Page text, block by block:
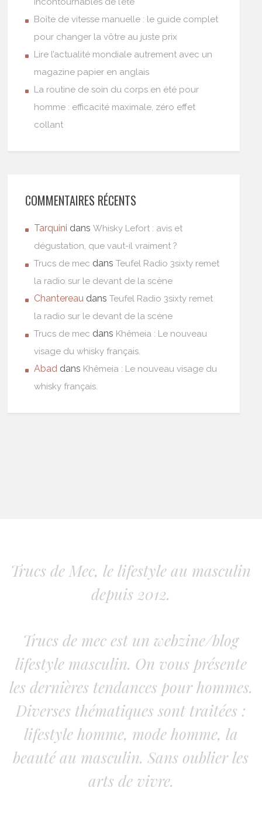
Boîte de vitesse manuelle : le guide complet
pour changer la vôtre au juste prix
Lire l’actualité mondiale autrement avec un
magazine papier en anglais
La routine de soin du corps en été pour
homme : efficacité maximale, zéro effet
collant
COMMENTAIRES RÉCENTS
Tarquini dansWhisky Lefort : avis et
dégustation, que vaut-il vraiment ?
Trucs de mec dansTeufel Radio 3sixty remet
la radio sur le devant de la scène
Chantereau dansTeufel Radio 3sixty remet
la radio sur le devant de la scène
Trucs de mec dans Khêmeia : Le nouveau
visage du whisky français.
Abad dans Khêmeia : Le nouveau visage du
whisky français.
Trucs de Mec, le lifestyle au masculin
depuis 2012.
Trucs de mec est un webzine/blog
lifestyle masculin. On vous présente
les dernières tendances pour hommes.
Diverses thématiques sont traitées :
lifestyle homme, mode homme, la
beauté au masculin. Sans oublier les
arts de vivre.